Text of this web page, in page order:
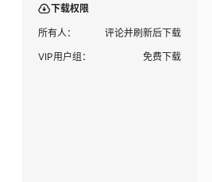
下载权限
所有人：
评论并刷新后下载
VIP用户组：
免费下载